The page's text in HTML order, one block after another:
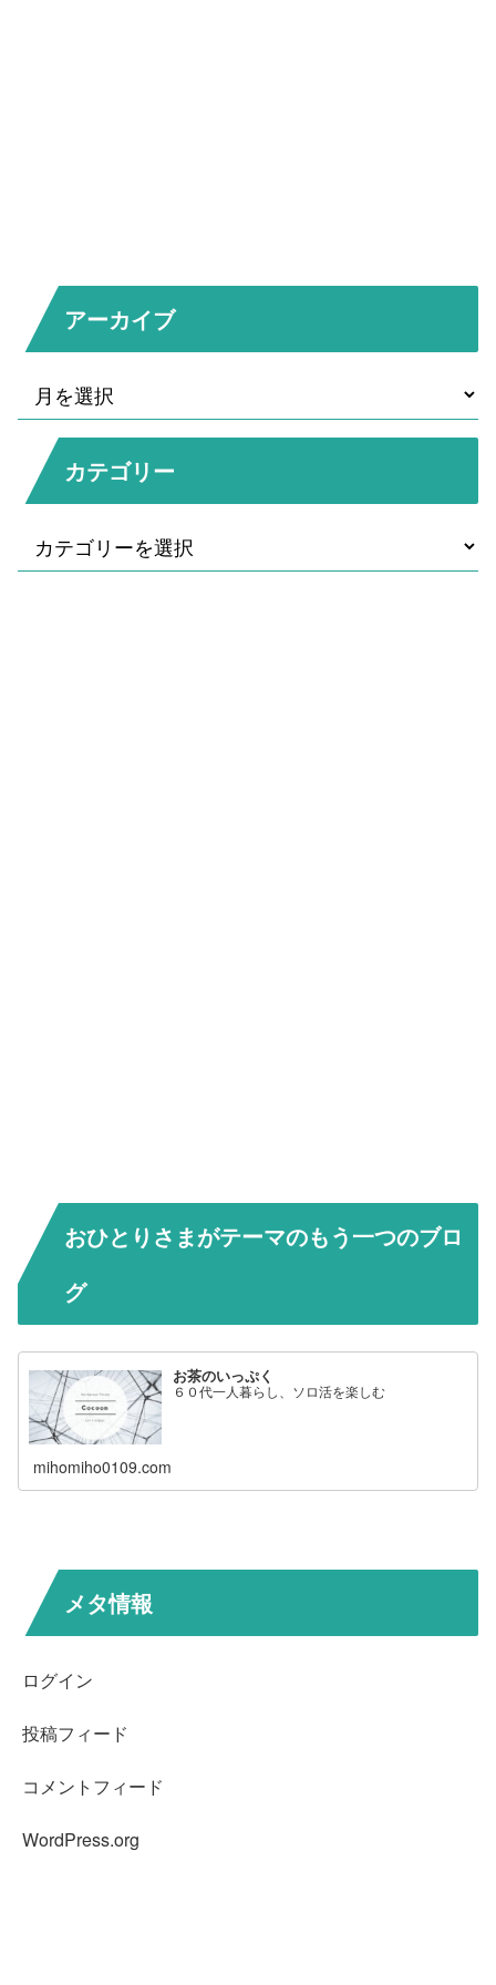
アーカイブ
カテゴリー
おひとりさまがテーマのもう一つのブロ
グ
お茶のいっぷく
６０代一人暮らし、ソロ活を楽しむ
mihomiho0109.com
メタ情報
ログイン
投稿フィード
コメントフィード
WordPress.org